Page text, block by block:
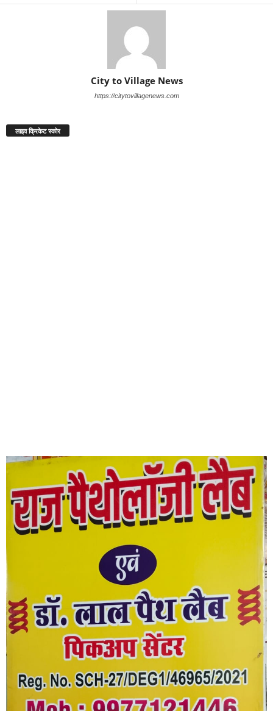
City to Village News
https://citytovillagenews.com
लाइव क्रिकेट स्कोर